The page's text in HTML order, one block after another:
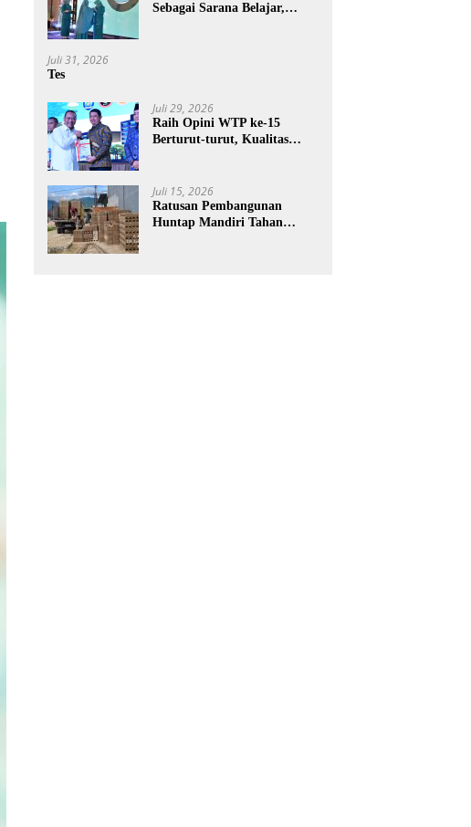
Sebagai Sarana Belajar,
Juli 31, 2026
Tes
Juli 29, 2026
Raih Opini WTP ke-15
Berturut-turut, Kualitas
Juli 15, 2026
Ratusan Pembangunan
Huntap Mandiri Tahan